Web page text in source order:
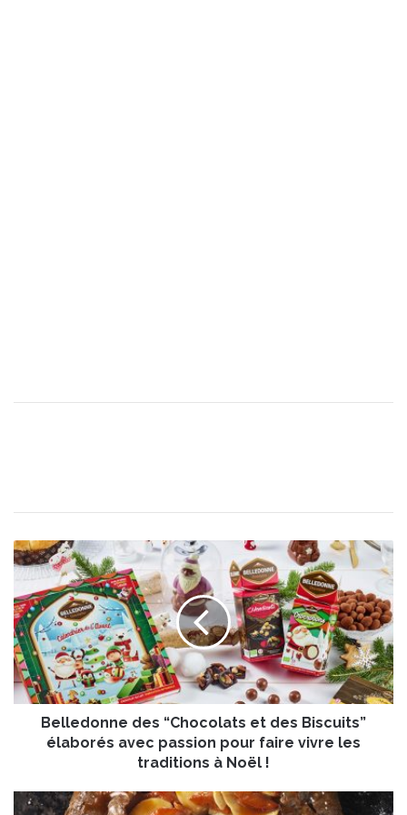
B
e
l
e
d
o
n
n
Belledonne des “Chocolats et des Biscuits”
élaborés avec passion pour faire vivre les
traditions à Noël !